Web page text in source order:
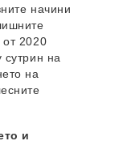
начини
от 2020
на
на
и